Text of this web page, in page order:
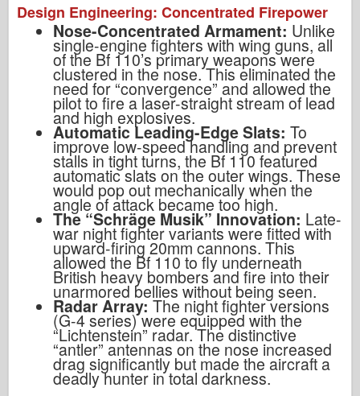
Design Engineering: Concentrated Firepower
Nose-Concentrated Armament: Unlike
single-engine fighters with wing guns, all
of the Bf 110’s primary weapons were
clustered in the nose. This eliminated the
need for “convergence” and allowed the
pilot to fire a laser-straight stream of lead
and high explosives.
Automatic Leading-Edge Slats: To
improve low-speed handling and prevent
stalls in tight turns, the Bf 110 featured
automatic slats on the outer wings. These
would pop out mechanically when the
angle of attack became too high.
The “Schräge Musik” Innovation: Late-
war night fighter variants were fitted with
upward-firing 20mm cannons. This
allowed the Bf 110 to fly underneath
British heavy bombers and fire into their
unarmored bellies without being seen.
Radar Array: The night fighter versions
(G-4 series) were equipped with the
“Lichtenstein” radar. The distinctive
“antler” antennas on the nose increased
drag significantly but made the aircraft a
deadly hunter in total darkness.